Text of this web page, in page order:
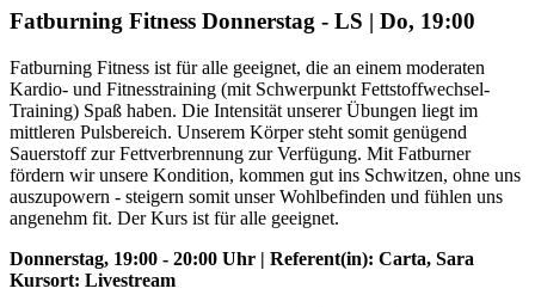
Fatburning Fitness Donnerstag - LS | Do, 19:00
Fatburning Fitness ist für alle geeignet, die an einem moderaten
Kardio- und Fitnesstraining (mit Schwerpunkt Fettstoffwechsel-
Training) Spaß haben. Die Intensität unserer Übungen liegt im
mittleren Pulsbereich. Unserem Körper steht somit genügend
Sauerstoff zur Fettverbrennung zur Verfügung. Mit Fatburner
fördern wir unsere Kondition, kommen gut ins Schwitzen, ohne uns
auszupowern - steigern somit unser Wohlbefinden und fühlen uns
angenehm fit. Der Kurs ist für alle geeignet.
Donnerstag, 19:00 - 20:00 Uhr | Referent(in): Carta, Sara
Kursort: Livestream